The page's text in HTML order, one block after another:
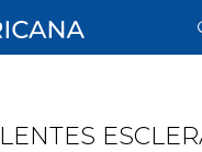
LENTES